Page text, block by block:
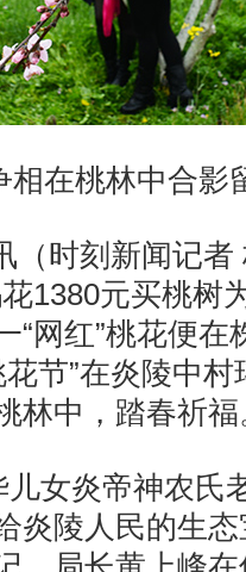
相在桃林中合影
（时刻新闻记
1380元买桃树
“网红”桃花便在
节”在炎陵中
林中，踏春祈福
儿女炎帝神农氏
炎陵人民的生